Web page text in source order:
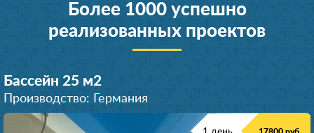
Более 1000 успешно
реализованных проектов
Бассейн 25 м2
Производство: Германия